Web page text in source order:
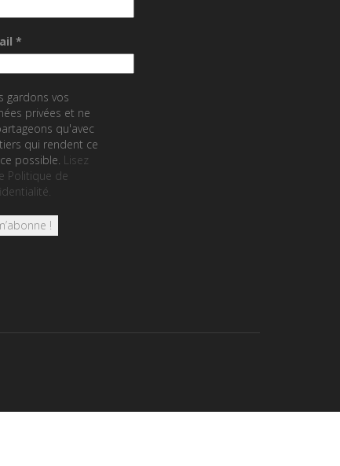
*
gardons vos
privées et ne
qu'avec
qui rendent ce
possible. Lisez
Politique de